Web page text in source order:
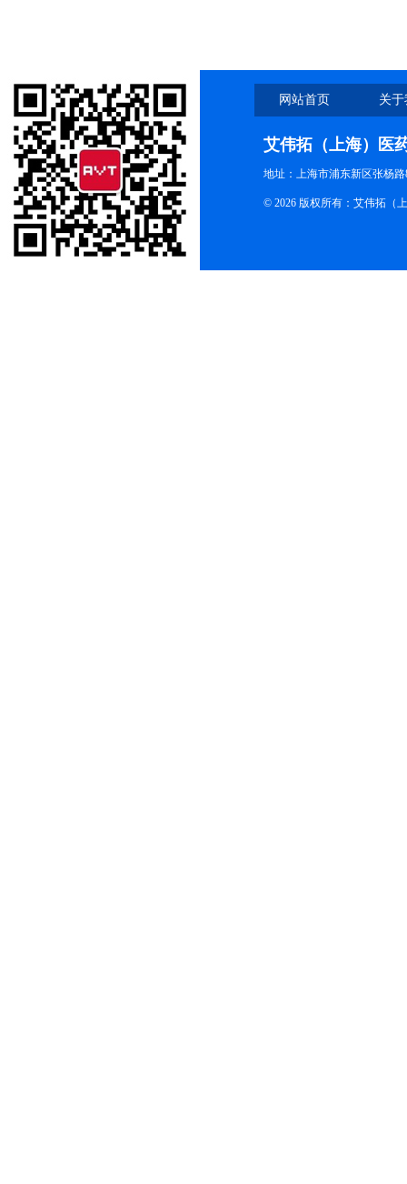
网站首页 关
艾伟拓（上海）医
地址：上海市浦东新区张杨
© 2026 版权所有：艾伟拓（